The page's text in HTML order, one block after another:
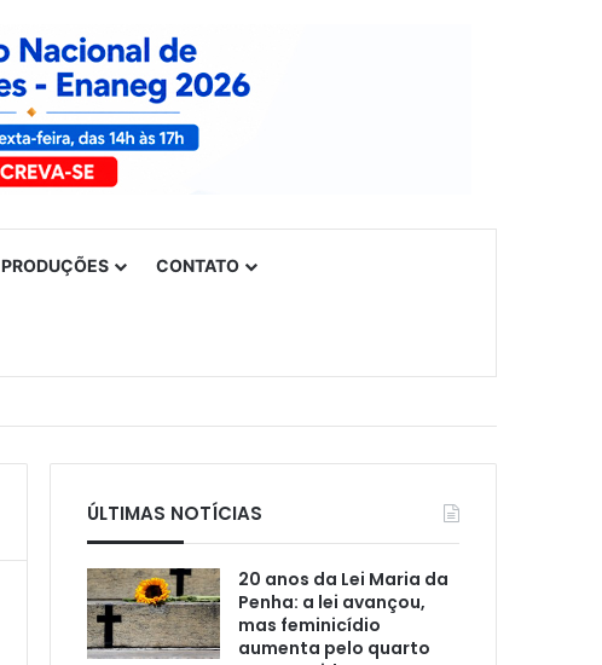
PRODUÇÕES CONTATO
ÚLTIMAS NOTÍCIAS
20 anos da Lei Maria da
Penha: a lei avançou,
mas feminicídio
aumenta pelo quarto